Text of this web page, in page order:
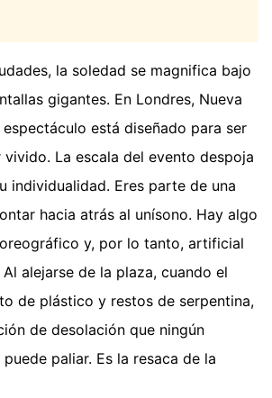
la soledad se magnifica bajo
gigantes. En Londres, Nueva
está diseñado para ser
La escala del evento despoja
individualidad. Eres parte de una
hacia atrás al unísono. Hay algo
y, por lo tanto, artificial
alejarse de la plaza, cuando el
de plástico y restos de serpentina,
de desolación que ningún
paliar. Es la resaca de la